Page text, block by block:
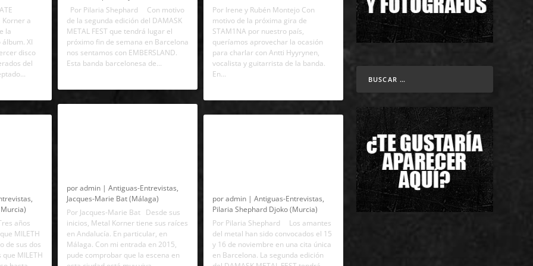
Korner a
la
XI
disco
del
,
años
MILETH
de sus dos
MILETH
Por Pilaria Shephard Con motivo
de la segunda edición del DAMASK
METAL FEST que tendrá lugar el
próximo fin de semana en Barcelona
nos sentamos con EMBERSLAND.
Esta banda barcelonesa de...
poradmin| Antiguas-Entrevistas,
Jacques-Marie Bat (Málaga)
Por Jacques-Marie Bat Desde sus
inicios, Metal Korner tiene sus raíces
en Andalucía. En particular, en
Málaga. Con mi entrada en 2015,
pude comprobar que la escena en
Por Irene y Rubén Montejo Con
motivo de la próxima gira de
STAM1NA por nuestro país,
queríamos aprovechar la ocasión
para charlar con Antti Hyyrynen,
vocalista y guitarrista de la banda.
En...
poradmin| Antiguas-Entrevistas,
Pilaria Shephard Djoko (Murcia)
Por Pilaria Shephard Los amantes
del metal han sido convocados el 15
y 16 de noviembre en una cita única
en Barcelona. La segunda edición